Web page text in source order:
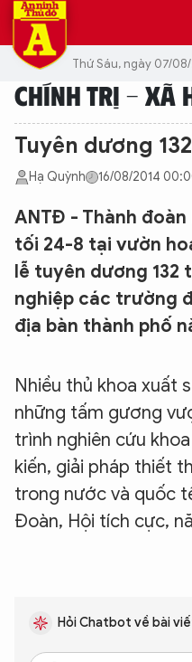
Thứ Sáu, ngày 07/
CHÍNH TRỊ - XÃ
Tuyên dương
Hạ Quỳnh 16/08/2014
ANTĐ - Thành
tối 24-8 tại vườn
lễ tuyên dương 132
nghiệp các trường
địa bàn thành phố
Nhiều thủ khoa xuất
những tấm gương
trình nghiên cứu
kiến, giải pháp thiết
trong nước và quốc
Đoàn, Hội tích cực,
Hỏi Chatbot về bài